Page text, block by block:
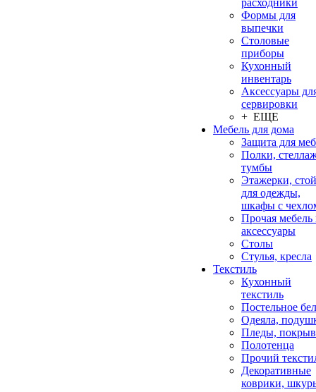
расходники
Формы для
выпечки
Столовые
приборы
Кухонный
инвентарь
Аксессуары
сервировки
+ ЕЩЕ
Мебель для дома
Защита для
Полки,
тумбы
Этажерки,
для одежды,
шкафы с
Прочая мебель
аксессуары
Столы
Стулья, кресла
Текстиль
Кухонный
текстиль
Постельное
Одеяла,
Пледы,
Полотенца
Прочий
Декоративные
коврики,